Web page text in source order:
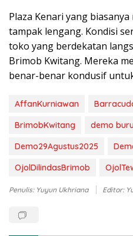
Plaza Kenari yang
tampak lengang. Kondisi
toko yang berdekatan
Brimob Kwitang. Mereka
benar-benar kondusif
AffanKurniawan
BrimobKwitang
demo
Demo29Agustus2025
OjolDilindasBrimob
Penulis: Yuyun Ukhriana Editor: